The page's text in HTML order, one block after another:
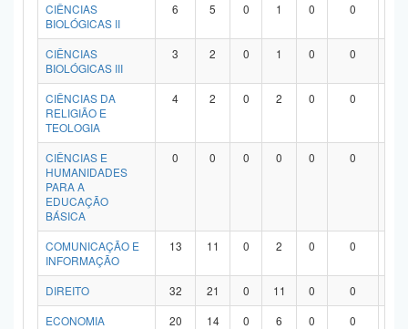
CIÊNCIAS
BIOLÓGICAS II
6 5 0 1 0 0
CIÊNCIAS
BIOLÓGICAS III
3 2 0 1 0 0
CIÊNCIAS DA
RELIGIÃO E
TEOLOGIA
4 2 0 2 0 0
CIÊNCIAS E
HUMANIDADES
PARA A
EDUCAÇÃO
BÁSICA
0 0 0 0 0 0
COMUNICAÇÃO E
INFORMAÇÃO
13 11 0 2 0 0
DIREITO 32 21 0 11 0 0
ECONOMIA
20 14 0 6 0 0